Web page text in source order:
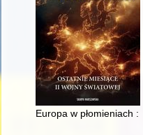
Europa w płomieniach :